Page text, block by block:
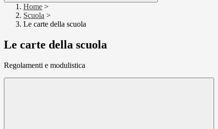
Home >
Scuola >
Le carte della scuola
Le carte della scuola
Regolamenti e modulistica